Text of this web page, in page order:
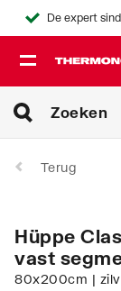
De expert
Terug
Hüppe
vast
80x200cm |